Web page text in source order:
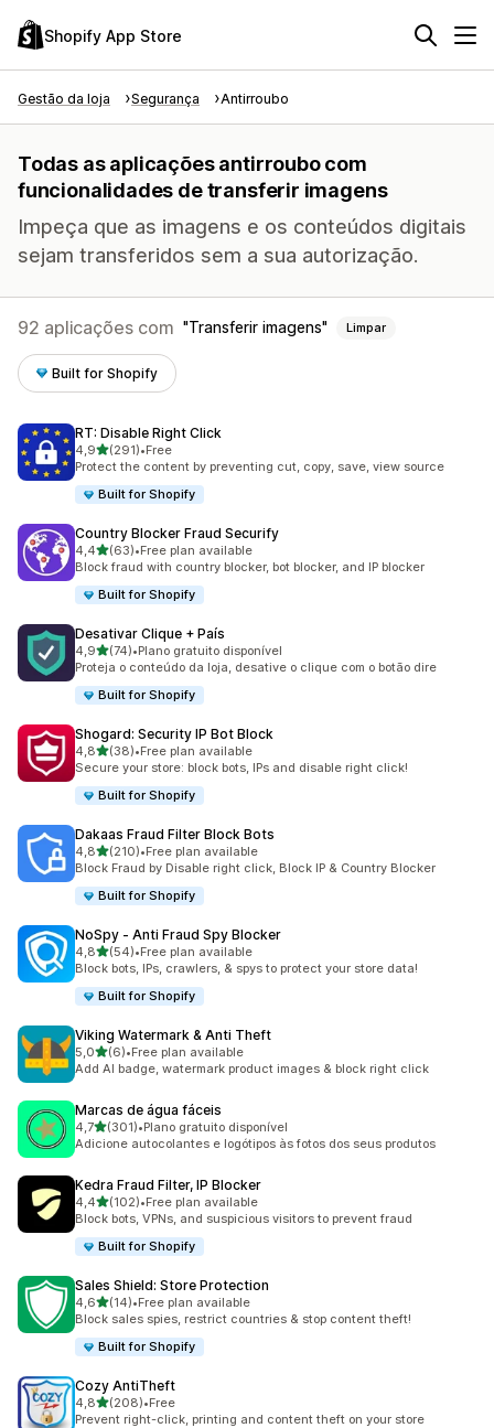
Shopify App Store
Gestão da loja Segurança Antirroubo
Todas as aplicações antirroubo com
funcionalidades de transferir imagens
Impeça que as imagens e os conteúdos digitais
sejam transferidos sem a sua autorização.
92 aplicações com Transferir imagens Limpar
Built for Shopify
RT: Disable Right Click
4,9de 5 estrelas
(291)
291 total de avaliações
•Free
Protect the content by preventing cut, copy, save, view source
Built for Shopify
Country Blocker Fraud Securify
4,4de 5 estrelas
(63)
63 total de avaliações
•Free plan available
Block fraud with country blocker, bot blocker, and IP blocker
Built for Shopify
Desativar Clique + País
4,9de 5 estrelas
(74)
74 total de avaliações
•Plano gratuito disponível
Proteja o conteúdo da loja, desative o clique com o botão dire
Built for Shopify
Shogard: Security IP Bot Block
4,8de 5 estrelas
(38)
38 total de avaliações
•Free plan available
Secure your store: block bots, IPs and disable right click!
Built for Shopify
Dakaas Fraud Filter Block Bots
4,8de 5 estrelas
(210)
210 total de avaliações
•Free plan available
Block Fraud by Disable right click, Block IP & Country Blocker
Built for Shopify
NoSpy ‑ Anti Fraud Spy Blocker
4,8de 5 estrelas
(54)
54 total de avaliações
•Free plan available
Block bots, IPs, crawlers, & spys to protect your store data!
Built for Shopify
Viking Watermark & Anti Theft
5,0de 5 estrelas
(6)
6 total de avaliações
•Free plan available
Add AI badge, watermark product images & block right click
Marcas de água fáceis
4,7de 5 estrelas
(301)
301 total de avaliações
•Plano gratuito disponível
Adicione autocolantes e logótipos às fotos dos seus produtos
Kedra Fraud Filter, IP Blocker
4,4de 5 estrelas
(102)
102 total de avaliações
•Free plan available
Block bots, VPNs, and suspicious visitors to prevent fraud
Built for Shopify
Sales Shield: Store Protection
4,6de 5 estrelas
(14)
14 total de avaliações
•Free plan available
Block sales spies, restrict countries & stop content theft!
Built for Shopify
Cozy AntiTheft
4,8de 5 estrelas
(208)
208 total de avaliações
•Free
Prevent right-click, printing and content theft on your store